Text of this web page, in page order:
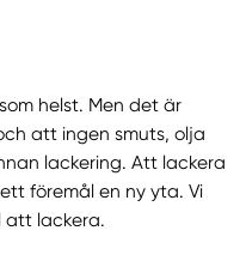
helst. Men det är
att ingen smuts, olja
lackering. Att lackera
föremål en ny yta. Vi
att lackera.